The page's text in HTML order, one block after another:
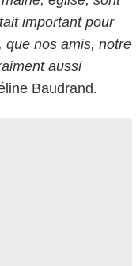
important pour
que nos amis, notre
aussi
Baudrand.